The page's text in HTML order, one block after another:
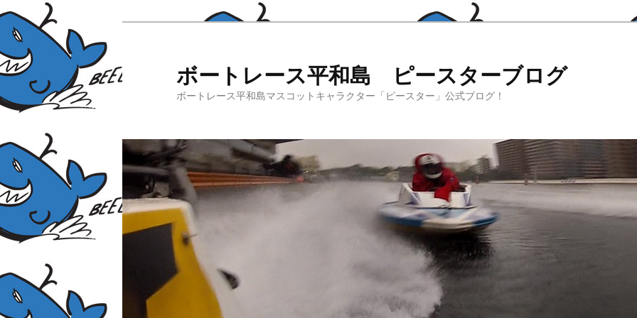
ボートレース平和島 ピースターブログ
ボートレース平和島マスコットキャラクター「ピースター」公式ブログ！